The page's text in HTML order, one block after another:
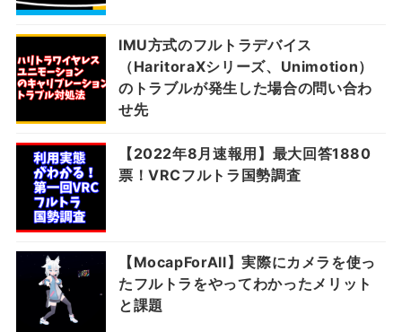
IMU方式のフルトラデバイス
（HaritoraXシリーズ、Unimotion）
のトラブルが発生した場合の問い合わ
せ先
【2022年8月速報用】最大回答1880
票！VRCフルトラ国勢調査
【MocapForAll】実際にカメラを使っ
たフルトラをやってわかったメリット
と課題